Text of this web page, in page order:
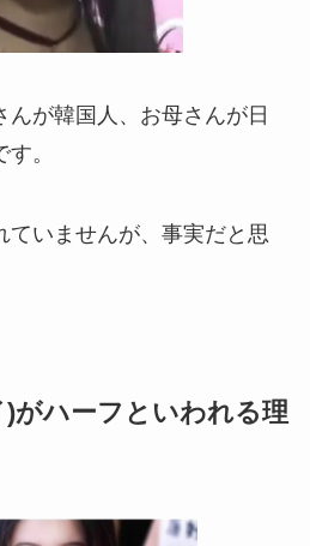
んが韓国人、お母さんが日
。
ていませんが、事実だと思
がハーフといわれる理